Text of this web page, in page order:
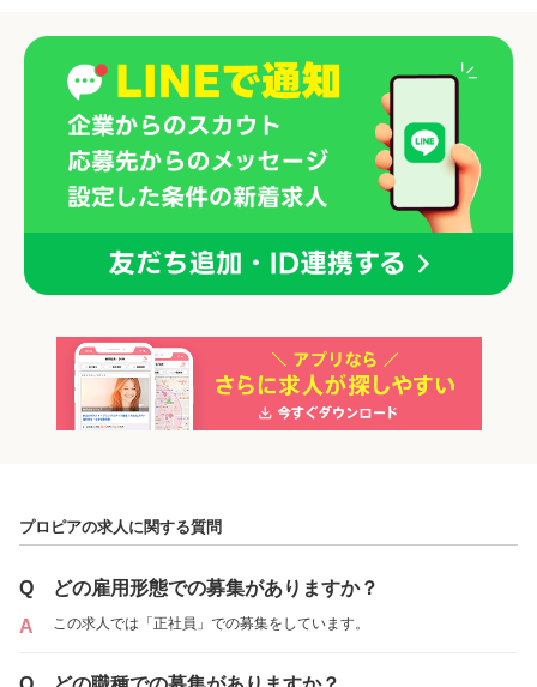
「正社員」を募集している店舗
プロピアの求人に関する質問
Q
どの雇用形態での募集がありますか？
A
この求人では「正社員」での募集をしています。